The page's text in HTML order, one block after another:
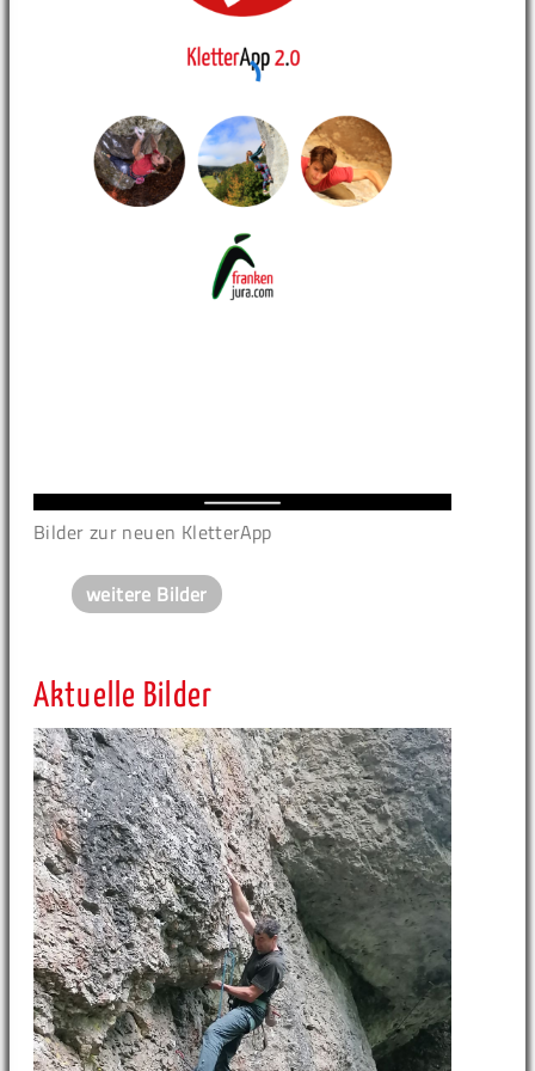
Bilder zur neuen KletterApp
weitere Bilder
Aktuelle Bilder